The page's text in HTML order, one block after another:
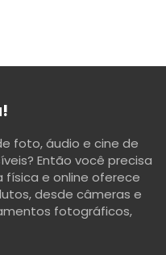
foto, áudio e cine de
Então você precisa
física e online oferece
desde câmeras e
fotográficos,